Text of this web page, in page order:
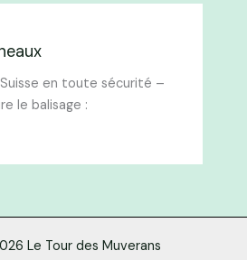
en toute sécurité –
le balisage :​
Le Tour des Muverans